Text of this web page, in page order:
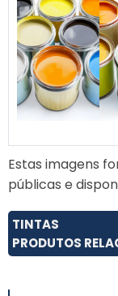
Estas imagens
públicas e
TINTAS
PRODUTOS